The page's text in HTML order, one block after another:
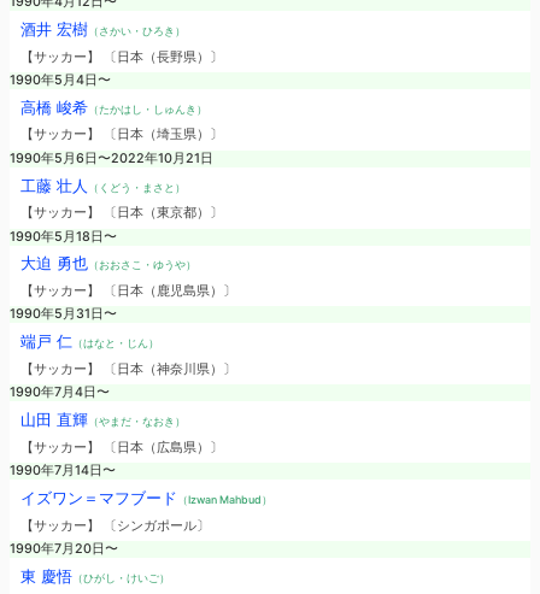
酒井 宏樹（さかい・ひろき）
【サッカー】 〔日本（長野県）〕
1990年5月4日〜
高橋 峻希（たかはし・しゅんき）
【サッカー】 〔日本（埼玉県）〕
1990年5月6日〜2022年10月21日
工藤 壮人 （くどう・まさと）
【サッカー】 〔日本（東京都）〕
1990年5月18日〜
大迫 勇也（おおさこ・ゆうや）
【サッカー】 〔日本（鹿児島県）〕
1990年5月31日〜
端戸 仁 （はなと・じん）
【サッカー】 〔日本（神奈川県）〕
1990年7月4日〜
山田 直輝（やまだ・なおき）
【サッカー】 〔日本（広島県）〕
1990年7月14日〜
イズワン＝マフブード （Izwan Mahbud）
【サッカー】 〔シンガポール〕
1990年7月20日〜
東 慶悟（ひがし・けいご）